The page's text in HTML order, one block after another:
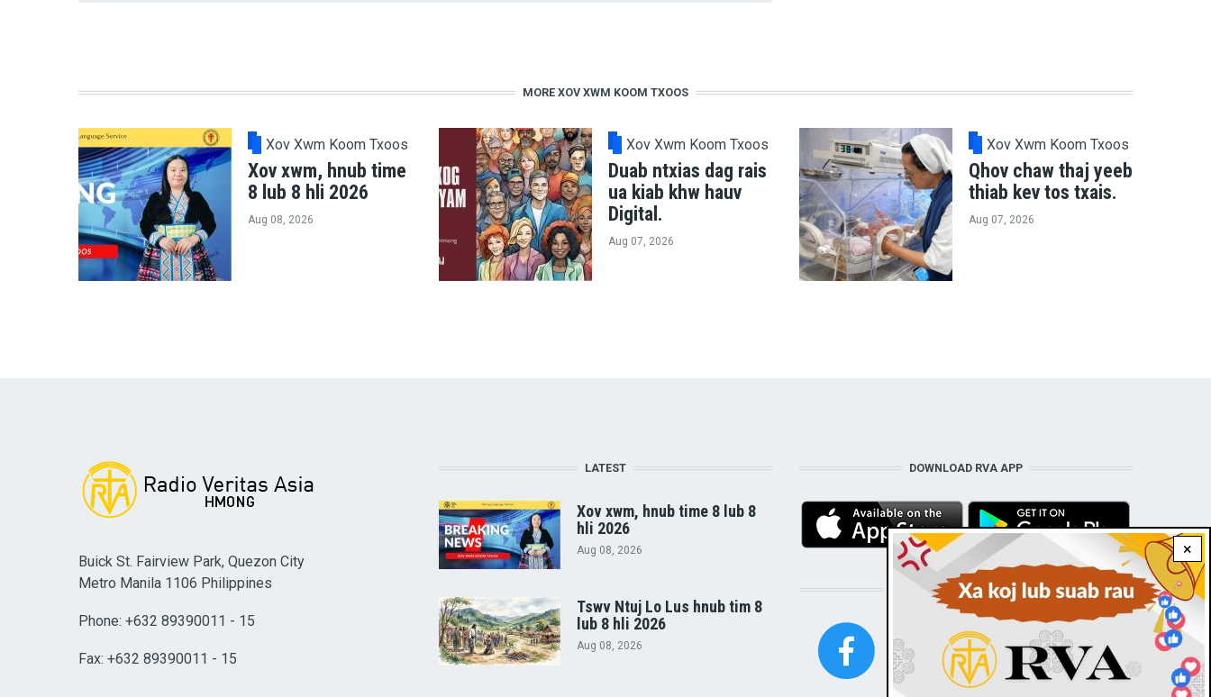
MORE XOV XWM KOOM TXOOS
Xov Xwm Koom Txoos
Xov xwm, hnub time
8 lub 8 hli 2026
Aug 08, 2026
Xov Xwm Koom Txoos
Duab ntxias dag rais
ua kiab khw hauv
Digital.
Aug 07, 2026
Xov Xwm Koom Txoos
Qhov chaw thaj yeeb
thiab kev tos txais.
Aug 07, 2026
×
Buick St. Fairview Park, Quezon City
Metro Manila 1106 Philippines
Phone: +632 89390011 - 15
Fax: +632 89390011 - 15
LATEST
Xov xwm, hnub time 8 lub 8
hli 2026
Aug 08, 2026
Tswv Ntuj Lo Lus hnub tim 8
lub 8 hli 2026
Aug 08, 2026
DOWNLOAD RVA APP
STAY CONNECTED WITH US!